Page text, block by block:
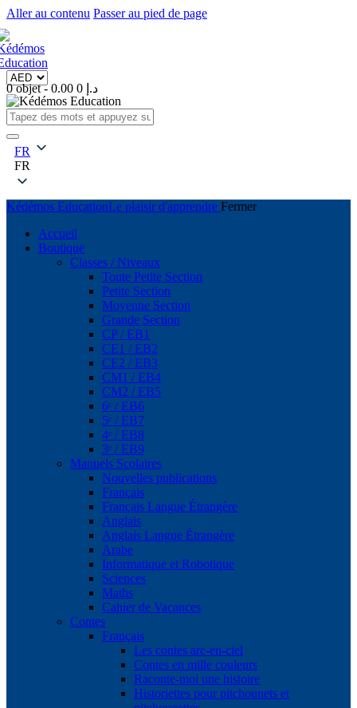
Aller au contenu Passer au pied de page
0 objet- 0.00 د.إ 0
FR
FR
Kédémos EducationLe plaisir d'apprendre Fermer
Accueil
Boutique
Classes / Niveaux
Toute Petite Section
Petite Section
Moyenne Section
Grande Section
CP / EB1
CE1 / EB2
CE2 / EB3
CM1 / EB4
CM2 / EB5
6ᵉ / EB6
5ᵉ / EB7
4ᵉ / EB8
3ᵉ / EB9
Manuels Scolaires
Nouvelles publications
Français
Français Langue Étrangère
Anglais
Anglais Langue Étrangère
Arabe
Informatique et Robotique
Sciences
Maths
Cahier de Vacances
Contes
Français
Les contes arc-en-ciel
Contes en mille couleurs
Raconte-moi une histoire
Historiettes pour pitchounets et